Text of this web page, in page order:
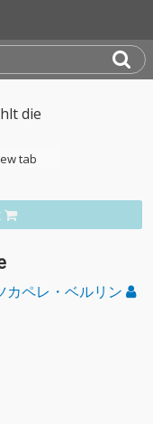
tab
ペレ・ベルリン